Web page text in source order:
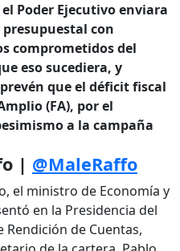
Poder Ejecutivo enviara
con
comprometidos del
eso sucediera, y
que el déficit fiscal
(FA), por el
a la campaña
| @MaleRaffo
el ministro de Economía y
en la Presidencia del
Rendición de Cuentas,